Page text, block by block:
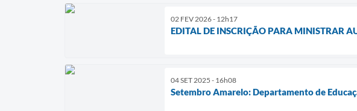
02 FEV 2026 - 12h17
EDITAL DE INSCRIÇÃO PARA MINISTRAR
04 SET 2025 - 16h08
Setembro Amarelo: Departamento de